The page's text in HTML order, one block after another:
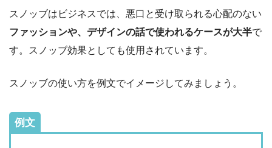
スノッブはビジネスでは、悪口と受け取られる心配のない
ファッションや、デザインの話で使われるケースが大半で
す。スノッブ効果としても使用されています。
スノッブの使い方を例文でイメージしてみましょう。
例文